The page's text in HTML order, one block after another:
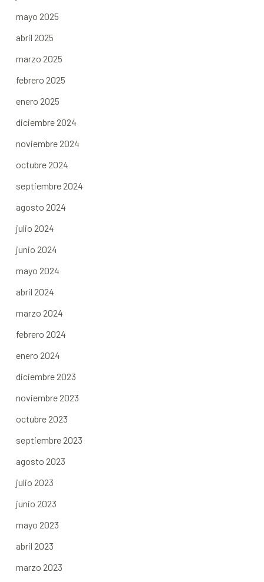
mayo 2025
abril 2025
marzo 2025
febrero 2025
enero 2025
diciembre 2024
noviembre 2024
octubre 2024
septiembre 2024
agosto 2024
julio 2024
junio 2024
mayo 2024
abril 2024
marzo 2024
febrero 2024
enero 2024
diciembre 2023
noviembre 2023
octubre 2023
septiembre 2023
agosto 2023
julio 2023
junio 2023
mayo 2023
abril 2023
marzo 2023